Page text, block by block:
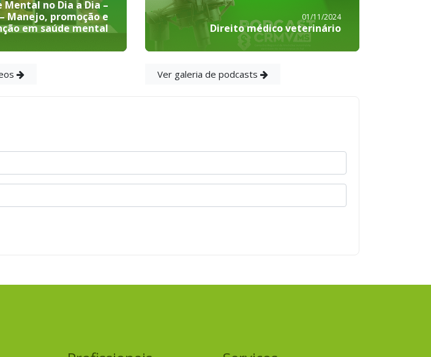
Mental no Dia a Dia –
– Manejo, promoção e
em saúde mental
01/11/2024
Direito médico veterinário
Ver galeria de podcasts